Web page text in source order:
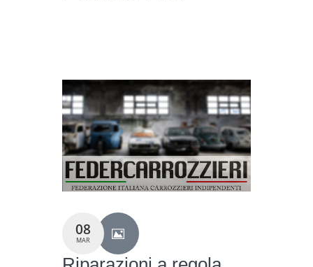
08
MAR